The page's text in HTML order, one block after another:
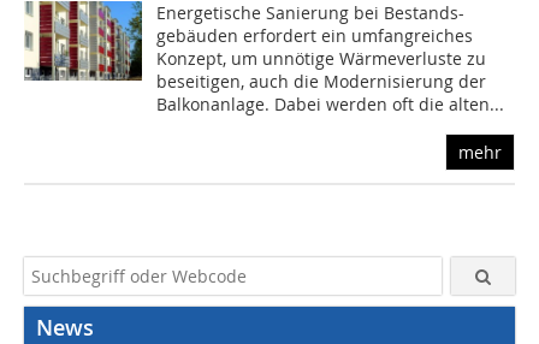
Energetische Sanierung bei Bestands-
gebäuden erfordert ein umfangreiches
Konzept, um unnötige Wärmeverluste zu
beseitigen, auch die Modernisierung der
Balkonanlage. Dabei werden oft die alten...
mehr
News